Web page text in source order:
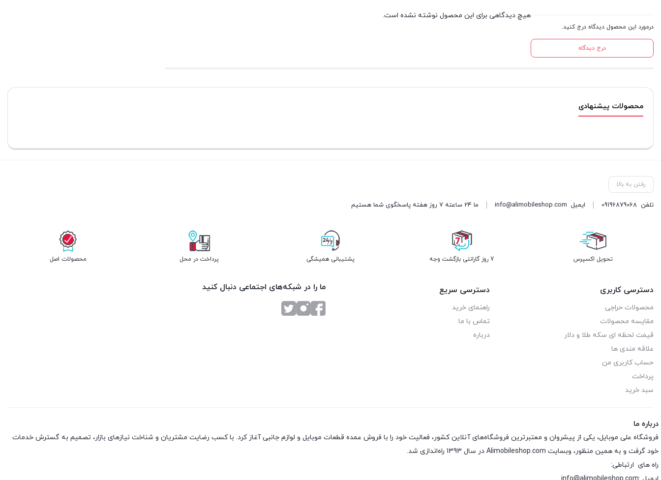
درمورد این محصول دیدگاه درج کنید.
درج دیدگاه
هیچ دیدگاهی برای این محصول نوشته نشده است.
محصولات پیشنهادی
رفتن به بالا
تلفن 09196879068 ایمیل info@alimobileshop.com ما 24 ساعته 7 روز هفته پاسخگوی شما هستیم
تحویل اکسپرس 7 روز گارانتی بازگشت وجه پشتیبانی همیشگی پرداخت در محل محصولات اصل
دسترسی کاربری
محصولات حراجی
مقایسه محصولات
قیمت لحظه ای سکه طلا و دلار
علاقه مندی ها
حساب کاربری من
پرداخت
سبد خرید
دسترسی سریع
راهنمای خرید
تماس با ما
درباره
ما را در شبکه‌های اجتماعی دنبال کنید
درباره ما
فروشگاه علی موبایل، یکی از پیشروان و معتبرترین فروشگاه‌های آنلاین کشور، فعالیت خود را با فروش عمده قطعات موبایل و لوازم جانبی آغاز کرد. با کسب رضایت مشتریان و شناخت نیازهای بازار، تصمیم به گسترش خدمات
خود گرفت و به همین منظور، وبسایت Alimobileshop.com در سال 1393 راه‌اندازی شد.
راه های ارتباطی: